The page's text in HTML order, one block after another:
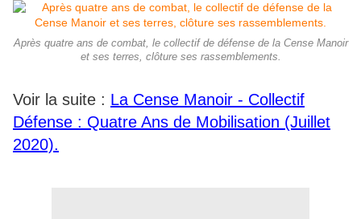
Après quatre ans de combat, le collectif de défense de la Cense Manoir
et ses terres, clôture ses rassemblements.
Voir la suite : La Cense Manoir - Collectif
Défense : Quatre Ans de Mobilisation (Juillet
2020).